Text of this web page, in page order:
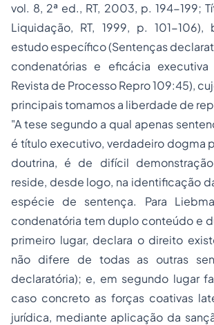
vol. 8, 2ª ed., RT, 2003, p. 194-199;
Liquidação, RT, 1999, p. 101-
estudo específico (Sentenças
condenatórias e eficácia
Revista de Processo Repro 109:45),
principais tomamos a liberdade de
"A tese segundo a qual apenas
é título executivo, verdadeiro dogma
doutrina, é de difícil
reside, desde logo, na identificação
espécie de sentença. Para
condenatória tem duplo conteúdo e
primeiro lugar, declara o direito
não difere de todas as outras
declaratória); e, em segundo lugar
caso concreto as forças coativas
jurídica, mediante aplicação da